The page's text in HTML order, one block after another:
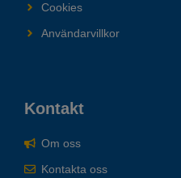
Cookies
Användarvillkor
Kontakt
Om oss
Kontakta oss